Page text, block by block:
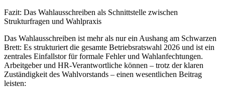
Fazit: Das Wahlausschreiben als Schnittstelle zwischen
Strukturfragen und Wahlpraxis
Das Wahlausschreiben ist mehr als nur ein Aushang am Schwarzen
Brett: Es strukturiert die gesamte Betriebsratswahl 2026 und ist ein
zentrales Einfallstor für formale Fehler und Wahlanfechtungen.
Arbeitgeber und HR-Verantwortliche können – trotz der klaren
Zuständigkeit des Wahlvorstands – einen wesentlichen Beitrag
leisten: